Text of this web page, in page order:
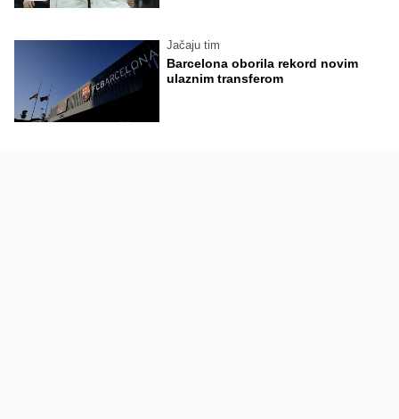
Jačaju tim
Barcelona oborila rekord novim
ulaznim transferom